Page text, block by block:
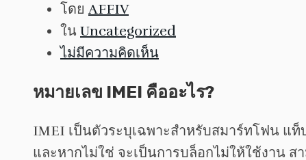
โดย AFFIV
ใน Uncategorized
ไม่มีความคิดเห็น
หมายเลข IMEI คืออะไร?
IMEI เป็นตัวระบุเฉพาะสำหรับสมาร์ทโฟน แ
และหากไม่ใช่ จะเป็นการบล็อกไม่ให้ใช้งาน